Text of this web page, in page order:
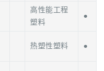
高性能工程
塑料
●
热塑性塑料 ●